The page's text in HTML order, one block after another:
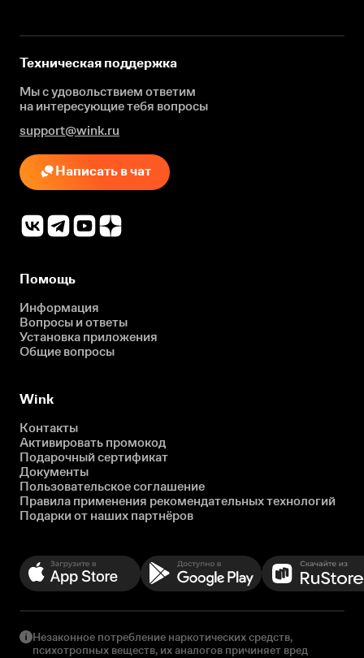
Техническая поддержка
Мы с удовольствием ответим
на интересующиетебя вопросы
support@wink.ru
Написать в чат
Помощь
Информация
Вопросы и ответы
Установка приложения
Общие вопросы
Wink
Контакты
Активировать промокод
Подарочный сертификат
Документы
Пользовательское соглашение
Правила применения рекомендательных технологий
Подарки от наших партнёров
Незаконное потребление наркотических средств,
психотропных веществ, их аналогов причиняет вред